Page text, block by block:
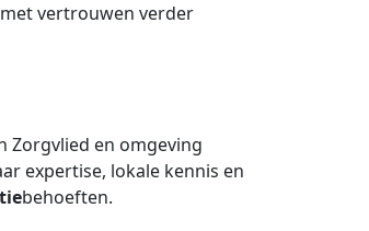
vertrouwen verder
Zorgvlied en omgeving
expertise, lokale kennis en
behoeften.